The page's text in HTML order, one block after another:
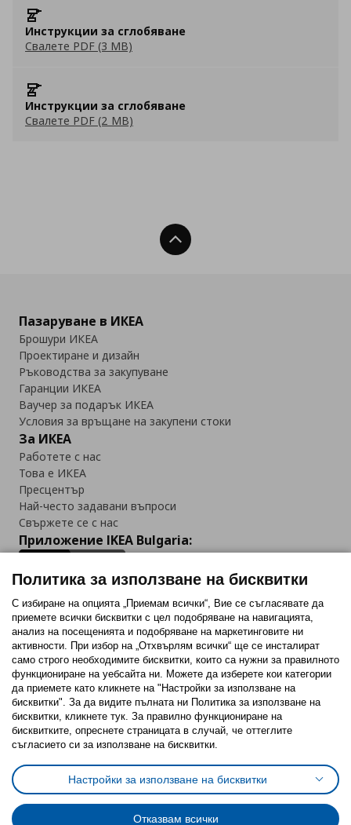
Инструкции за сглобяване
Свалете PDF (3 MB)
Инструкции за сглобяване
Свалете PDF (2 MB)
Нагоре
Пазаруване в ИКЕА
Брошури ИКЕА
Проектиране и дизайн
Ръководства за закупуване
Гаранции ИКЕА
Ваучер за подарък ИКЕА
Условия за връщане на закупени стоки
За ИКЕА
Работете с нас
Това е ИКЕА
Пресцентър
Най-често задавани въпроси
Свържете се с нас
Приложение IKEA Bulgaria:
Последвайте ни:
FacebookTwitterYoutubePinterestInstagram
Политика за използване на бисквитки (Cookies)
Избор на настройки за използване на бисквитки
Условия за ползване на ikea.bgОбща политика за личните данни
Политика за защита на личните данни на ikea.bg
Общи условия на програма IKEA Family
Политика за използване на бисквитки
С избиране на опцията „Приемам всички“, Вие се съгласявате да
приемете всички бисквитки с цел подобряване на навигацията,
анализ на посещенията и подобряване на маркетинговите ни
активности. При избор на „Отхвърлям всички“ ще се инсталират
само строго необходимитe бисквитки, които са нужни за правилното
функциониране на уебсайта ни. Можете да изберете кои категории
да приемете като кликнете на "Настройки за използване на
бисквитки". За да видите пълната ни Политика за използване на
бисквитки, кликнете тук. За правилно функциониране на
бисквитките, опреснете страницата в случай, че оттеглите
съгласието си за използване на бисквитки.
Настройки за използване на бисквитки
Отказвам всички